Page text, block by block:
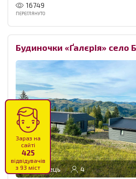
16749
ПЕРЕГЛЯНУТО
Будиночки «Ґалєрія» село
Буковець 4
Зараз на
сайті
425
відвідувачів
з 93 міст